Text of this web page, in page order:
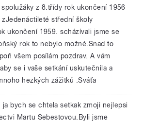
z 8.třídy rok ukončení 1956
zJedenáctileté střední školy
ukončení 1959. scházívali jsme se
rok to nebylo možné.Snad to
všem posílám pozdrav. A vám
se i vaše setkání uskutečnila a
hezkých zážitků .Sváťa
ja bych se chtela setkak zmoji nejlepsi
Martu Sebestovou.Byli jsme